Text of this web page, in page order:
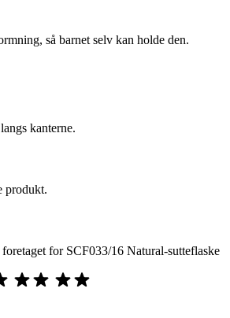
så barnet selv kan holde den.
kanterne.
produkt.
for SCF033/16 Natural-sutteflaske